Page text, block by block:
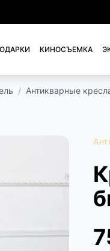
КИНОСЪЕМКА
/ Антикварные